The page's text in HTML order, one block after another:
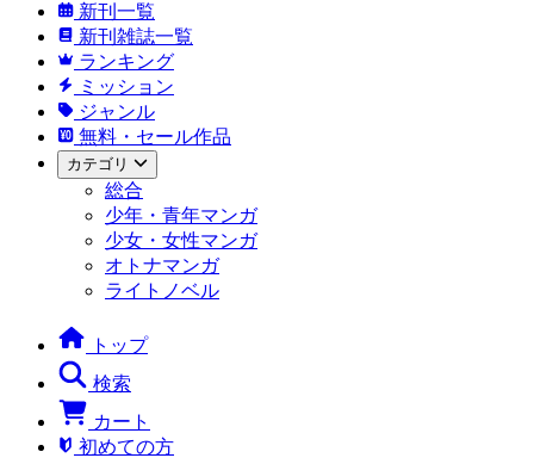
新刊一覧
新刊雑誌一覧
ランキング
ミッション
ジャンル
無料・セール作品
カテゴリ
総合
少年・青年マンガ
少女・女性マンガ
オトナマンガ
ライトノベル
トップ
検索
カート
初めての方